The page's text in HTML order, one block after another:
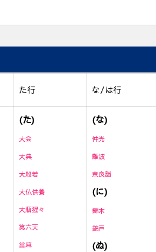
た行 な/は行
(た)
大会
大典
大般若
大仏供養
大瓶猩々
第六天
當麻
(な)
仲光
難波
奈良詣
(に)
錦木
錦戸
(ぬ)